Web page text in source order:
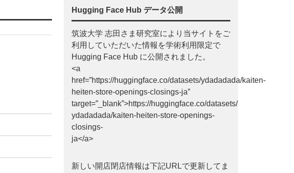
Hugging Face Hub データ公開
筑波大学 志田さま研究室により当サイトをご
利用していただいた情報を学術利用限定で
Hugging Face Hub に公開されました。
<a
href=”https://huggingface.co/datasets/ydadadada/kaiten-
heiten-store-openings-closings-ja”
target=”_blank”>https://huggingface.co/datasets/
ydadadada/kaiten-heiten-store-openings-
closings-
ja</a>
新しい開店閉店情報は下記URLで更新してま